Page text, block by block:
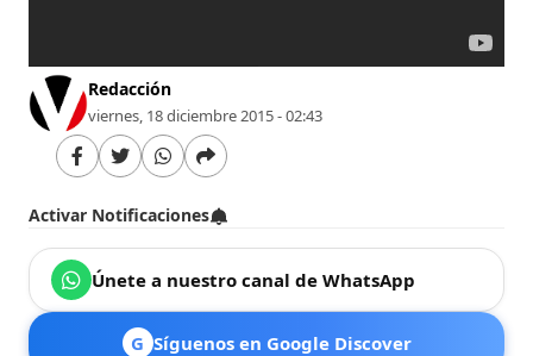
Redacción
viernes, 18 diciembre 2015 - 02:43
Activar Notificaciones
Únete a nuestro canal de WhatsApp
G Síguenos en Google Discover